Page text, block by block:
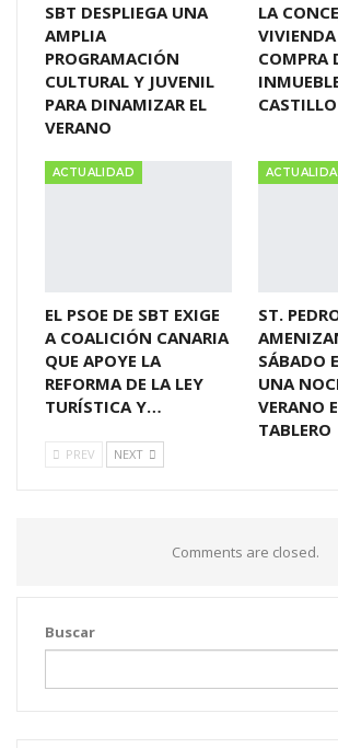
SBT DESPLIEGA UNA
AMPLIA
PROGRAMACIÓN
CULTURAL Y JUVENIL
PARA DINAMIZAR EL
VERANO
LA
COMPRA
ACTUALIDAD
EL PSOE DE SBT EXIGE
A COALICIÓN CANARIA
QUE APOYE LA
REFORMA DE LA LEY
TURÍSTICA Y…
ST.
SÁBADO
UNA
VERANO
TABLERO
PREV NEXT
Comments are closed.
Buscar